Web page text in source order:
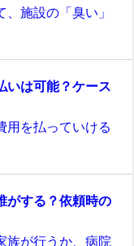
施設の「臭い」
いは可能？ケース
用を払っていける
がする？依頼時の
族が行うか、病院